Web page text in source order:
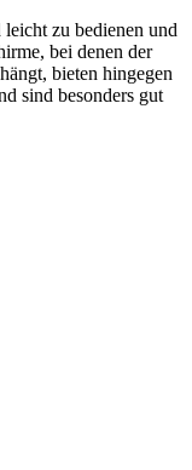
zu bedienen und
bei denen der
bieten hingegen
sind besonders gut